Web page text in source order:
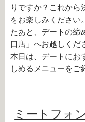
りですか？これから
をお楽しみください
たあと、デートの締
口店」へお越しくだ
本日は、デートにお
しめるメニューをご
ミートフォ